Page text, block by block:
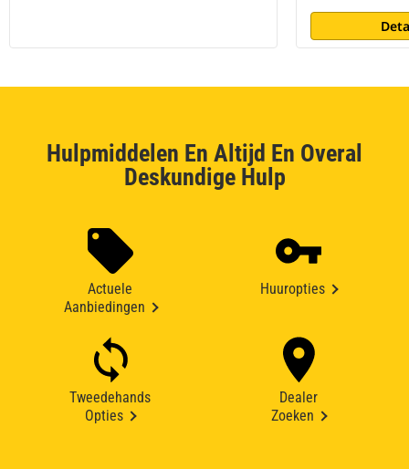
Hulpmiddelen En Altijd En Overal
Deskundige Hulp
Actuele
Aanbiedingen
Huuropties
Tweedehands
Opties
Dealer
Zoeken